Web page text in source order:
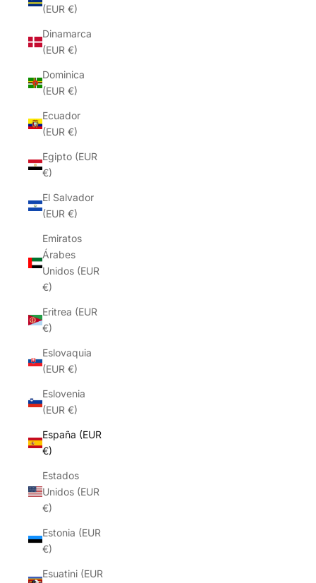
(EUR €)
Dinamarca
(EUR €)
Dominica
(EUR €)
Ecuador
(EUR €)
Egipto (EUR
€)
El Salvador
(EUR €)
Emiratos
Árabes
Unidos (EUR
€)
Eritrea (EUR
€)
Eslovaquia
(EUR €)
Eslovenia
(EUR €)
España (EUR
€)
Estados
Unidos (EUR
€)
Estonia (EUR
€)
Esuatini (EUR